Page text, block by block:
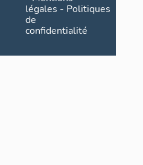
légales - Politiques
de
confidentialité